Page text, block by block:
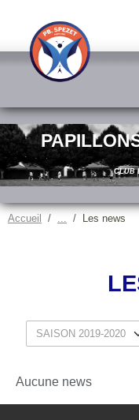
CLUB
Accueil Les news
Aucune news